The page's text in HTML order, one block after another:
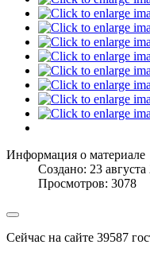
Информация о материале
Создано: 23 августа
Просмотров: 3078
Сейчас на сайте 39587